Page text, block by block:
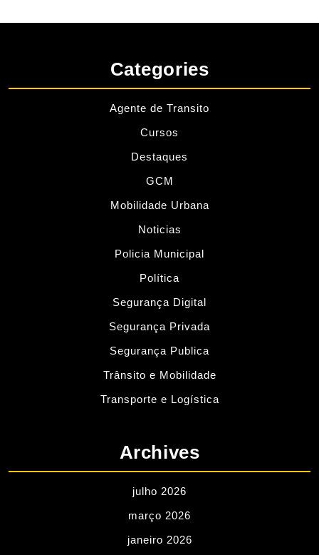
Categories
Agente de Transito
Cursos
Destaques
GCM
Mobilidade Urbana
Noticias
Policia Municipal
Política
Segurança Digital
Segurança Privada
Segurança Publica
Trânsito e Mobilidade
Transporte e Logística
Archives
julho 2026
março 2026
janeiro 2026